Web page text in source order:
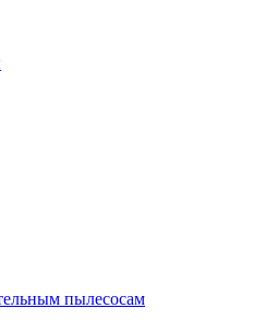
пылесосам